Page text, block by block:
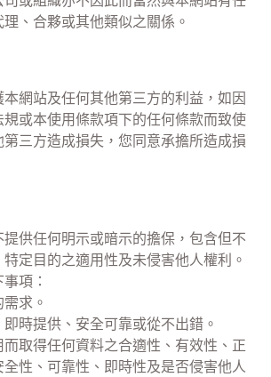
、合夥或其他類似之關係。
網站及任何其他第三方的利益，如因
或本使用條款項下的任何條款而致使
三方造成損失，您同意承擔所造成損
供任何明示或暗示的擔保，包含但不
定目的之適用性及未侵害他人權利。
項：
求。
時提供、安全可靠或從不出錯。
取得任何資料之合適性、有效性、正
性、可靠性、即時性及是否侵害他人